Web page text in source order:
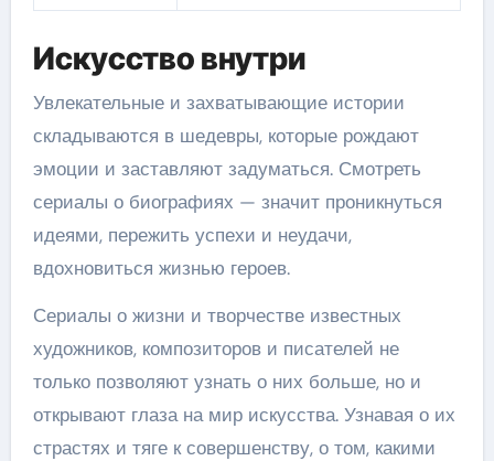
Искусство внутри
Увлекательные и захватывающие истории
складываются в шедевры, которые рождают
эмоции и заставляют задуматься. Смотреть
сериалы о биографиях — значит проникнуться
идеями, пережить успехи и неудачи,
вдохновиться жизнью героев.
Сериалы о жизни и творчестве известных
художников, композиторов и писателей не
только позволяют узнать о них больше, но и
открывают глаза на мир искусства. Узнавая о их
страстях и тяге к совершенству, о том, какими